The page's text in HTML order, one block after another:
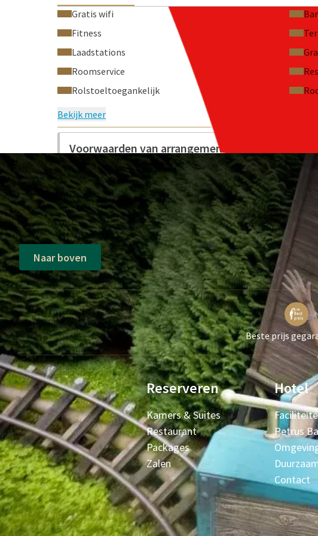
Gratis wifi
Bar
Fitness
Laadstations
Roomservice
Rolstoeltoegankelijk
Bekijk meer
Voorwaarden van arrangement
Dit is een speciaal promotiepakket van van der Valk
worden is altijd op basis van beschikbaarheid
Naar boven
Beste prijs
Reserveren
Kamers & Suites
Restaurant
Packages
Zalen
Hotel
Petrus
Contact